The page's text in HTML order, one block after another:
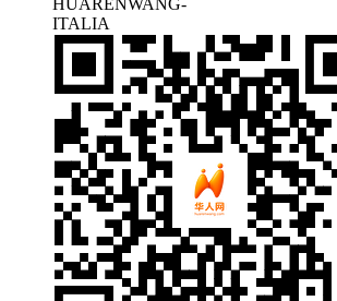
HUARENWANG-
ITALIA